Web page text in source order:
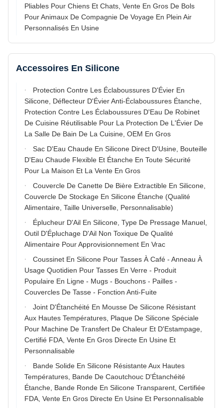
Pliables Pour Chiens Et Chats, Vente En Gros De Bols
Pour Animaux De Compagnie De Voyage En Plein Air
Personnalisés En Usine
Accessoires En Silicone
Protection Contre Les Éclaboussures D'Évier En
Silicone, Déflecteur D'Évier Anti-Éclaboussures Étanche,
Protection Contre Les Éclaboussures D'Eau De Robinet
De Cuisine Réutilisable Pour La Protection De L'Évier De
La Salle De Bain De La Cuisine, OEM En Gros
Sac D'Eau Chaude En Silicone Direct D'Usine, Bouteille
D'Eau Chaude Flexible Et Étanche En Toute Sécurité
Pour La Maison Et La Vente En Gros
Couvercle De Canette De Bière Extractible En Silicone,
Couvercle De Stockage En Silicone Étanche (Qualité
Alimentaire, Taille Universelle, Personnalisable)
Éplucheur D'Ail En Silicone, Type De Pressage Manuel,
Outil D'Épluchage D'Ail Non Toxique De Qualité
Alimentaire Pour Approvisionnement En Vrac
Coussinet En Silicone Pour Tasses À Café - Anneau À
Usage Quotidien Pour Tasses En Verre - Produit
Populaire En Ligne - Mugs - Bouchons - Pailles -
Couvercles De Tasse - Fonction Anti-Fuite
Joint D'Étanchéité En Mousse De Silicone Résistant
Aux Hautes Températures, Plaque De Silicone Spéciale
Pour Machine De Transfert De Chaleur Et D'Estampage,
Certifié FDA, Vente En Gros Directe En Usine Et
Personnalisable
Bande Solide En Silicone Résistante Aux Hautes
Températures, Bande De Caoutchouc D'Étanchéité
Étanche, Bande Ronde En Silicone Transparent, Certifiée
FDA, Vente En Gros Directe En Usine Et Personnalisable